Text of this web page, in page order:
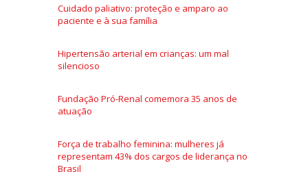
Cuidado paliativo: proteção e amparo ao
paciente e à sua família
Hipertensão arterial em crianças: um mal
silencioso
Fundação Pró-Renal comemora 35 anos de
atuação
Força de trabalho feminina: mulheres já
representam 43% dos cargos de liderança no
Brasil